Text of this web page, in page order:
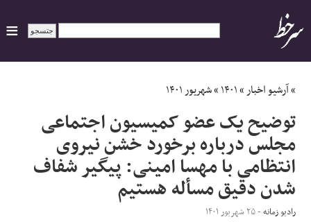
ایران
سیاسی
اقتصاد
ورزشی
»آرشیو اخبار»۱۴۰۱»شهریور ۱۴۰۱
توضیح یک عضو کمیسیون اجتماعی
مجلس درباره برخورد خشن نیروی
انتظامی با مهسا امینی: پیگیر شفاف
شدن دقیق مسأله هستیم
رادیو زمانه- ۲۵ شهریور ۱۴۰۱